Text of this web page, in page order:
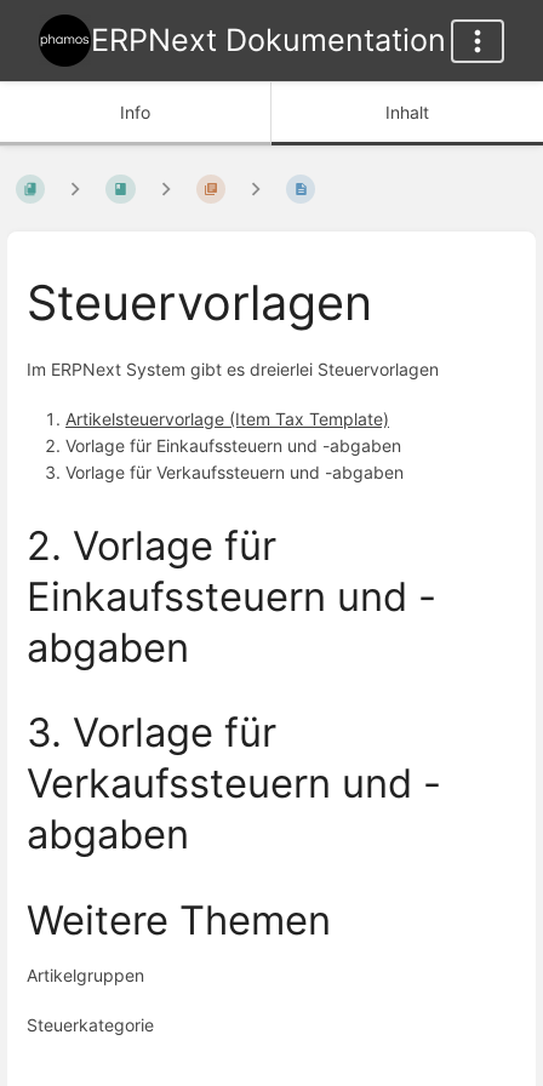
ERPNext Dokumentation
Info Inhalt
Steuervorlagen
Im ERPNext System gibt es dreierlei Steuervorlagen
Artikelsteuervorlage (Item Tax Template)
Vorlage für Einkaufssteuern und -abgaben
Vorlage für Verkaufssteuern und -abgaben
2. Vorlage für
Einkaufssteuern und -
abgaben
3. Vorlage für
Verkaufssteuern und -
abgaben
Weitere Themen
Artikelgruppen
Steuerkategorie